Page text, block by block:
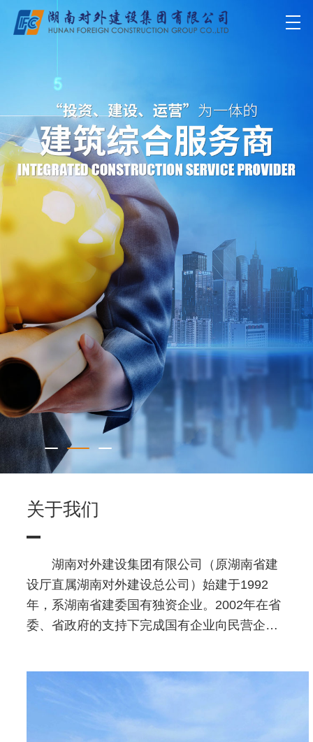
关于我们
湖南对外建设集团有限公司（原湖南省建
设厅直属湖南对外建设总公司）始建于1992
年，系湖南省建委国有独资企业。2002年在省
委、省政府的支持下完成国有企业向民营企业
放思想，实事求是，大胆进行企业制度创新，
发展，并于2012年组建企业集团，公司名称变